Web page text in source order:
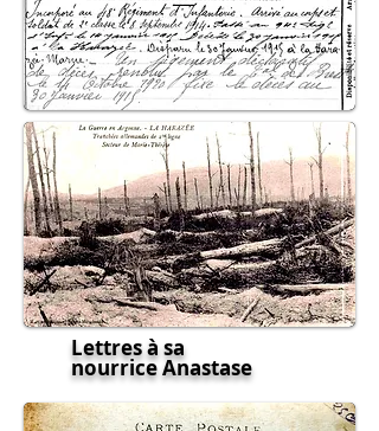
Lettres à sa
nourrice Anastase